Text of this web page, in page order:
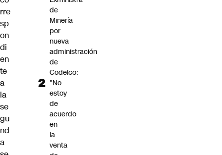
rre
sp
on
di
en
te
a
la
se
gu
nd
a
de
Minería
por
nueva
administración
de
Codelco:
"No
estoy
de
acuerdo
en
la
venta